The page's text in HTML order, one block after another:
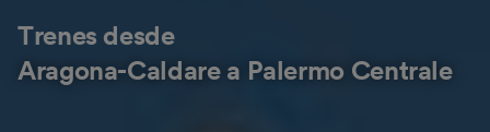
Trenes desde
Aragona-Caldare a Palermo Centrale